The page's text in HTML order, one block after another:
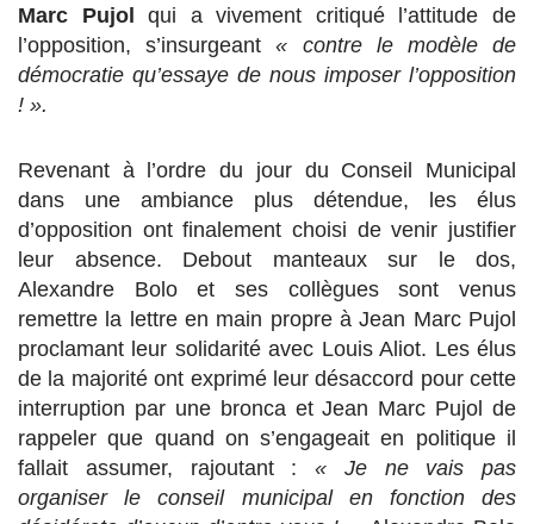
Marc Pujol
qui a vivement critiqué l’attitude de
l’opposition, s’insurgeant« contre le modèle de
démocratie qu’essaye de nous imposer l’opposition
! ».
Revenant à l’ordre du jour du Conseil Municipal
dans une ambiance plus détendue, les élus
d’opposition ont finalement choisi de venir justifier
leur absence. Debout manteaux sur le dos,
Alexandre Bolo et ses collègues sont venus
remettre la lettre en main propre à Jean Marc Pujol
proclamant leur solidarité avec Louis Aliot. Les élus
de la majorité ont exprimé leur désaccord pour cette
interruption par une bronca et Jean Marc Pujol de
rappeler que quand on s’engageait en politique il
fallait assumer, rajoutant : « Je ne vais pas
organiser le conseil municipal en fonction des